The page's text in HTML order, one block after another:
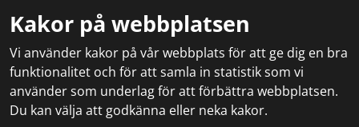
Kakor på webbplatsen
Vi använder kakor på vår webbplats för att ge dig en bra
funktionalitet och för att samla in statistik som vi
använder som underlag för att förbättra webbplatsen.
Du kan välja att godkänna eller neka kakor.